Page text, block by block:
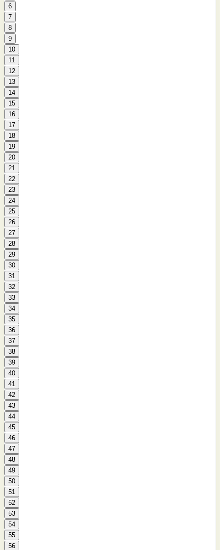
6
7
8
9
10
11
12
13
14
15
16
17
18
19
20
21
22
23
24
25
26
27
28
29
30
31
32
33
34
35
36
37
38
39
40
41
42
43
44
45
46
47
48
49
50
51
52
53
54
55
56